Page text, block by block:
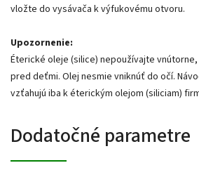
vložte do vysávača k výfukovému otvoru.
Upozornenie:
Éterické oleje (silice) nepoužívajte vnútorne,
pred deťmi. Olej nesmie vniknúť do očí.
vzťahujú iba k éterickým olejom (siliciam)
Dodatočné parametre